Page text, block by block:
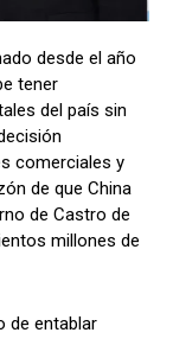
desde el año
tener
del país sin
comerciales y
de que China
de Castro de
millones de
de entablar